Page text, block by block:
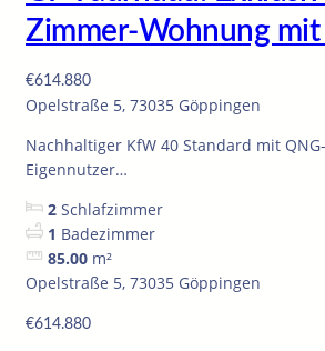
Zimmer-Wohnung mit
€614.880
Opelstraße 5, 73035 Göppingen
Nachhaltiger KfW 40 Standard mit
Eigennutzer…
2 Schlafzimmer
1 Badezimmer
85.00 m²
Opelstraße 5, 73035 Göppingen
€614.880